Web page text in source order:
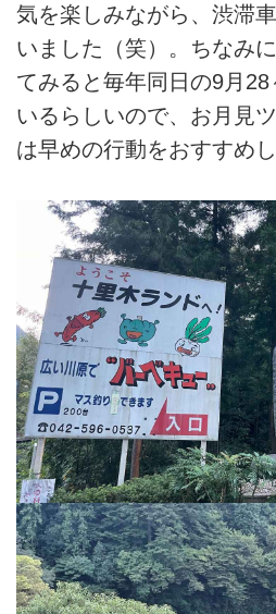
気を楽しみながら、渋滞
いました（笑）。ちなみ
てみると毎年同日の9月
いるらしいので、お月見
は早めの行動をおすすめし